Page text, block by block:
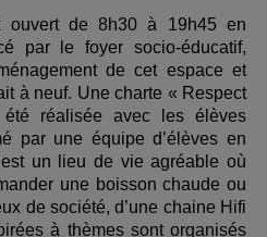
ouvert de 8h30 à 19h45 en
par le foyer socio-éducatif,
de cet espace et
à neuf. Une charte « Respect
réalisée avec les élèves
par une équipe d’élèves en
un lieu de vie agréable où
une boisson chaude ou
de société, d’une chaine Hifi
à thèmes sont organisés